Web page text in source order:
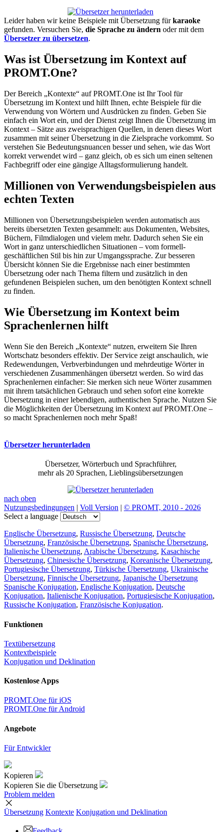
Leider haben wir keine Beispiele mit Übersetzung fürkaraoke
gefunden. Versuchen Sie, die Sprache zu ändern oder mit dem
Übersetzer zu übersetzen.
Was ist Übersetzung im Kontext auf
PROMT.One?
Der Bereich „Kontexte“ auf PROMT.One ist Ihr Tool für
Übersetzung im Kontext und hilft Ihnen, echte Beispiele für die
Verwendung von Wörtern und Ausdrücken zu finden. Geben Sie
einfach ein Wort ein, und der Dienst zeigt Ihnen die Übersetzung im
Kontext – Sätze aus zweisprachigen Quellen, in denen dieses Wort
zusammen mit seiner Übersetzung in die Zielsprache vorkommt. So
verstehen Sie Bedeutungsnuancen besser und sehen, wie das Wort
korrekt verwendet wird – ganz gleich, ob es sich um einen seltenen
Fachbegriff oder eine gängige Alltagsformulierung handelt.
Millionen von Verwendungsbeispielen aus
echten Texten
Millionen von Übersetzungsbeispielen werden automatisch aus
bereits übersetzten Texten gesammelt: aus Dokumenten, Websites,
Büchern, Filmdialogen und vielem mehr. Dadurch sehen Sie ein
Wort in ganz unterschiedlichen Situationen – vom formell-
geschäftlichen Stil bis hin zur Umgangssprache. Zur besseren
Übersicht können Sie die Ergebnisse nach einer bestimmten
Übersetzung oder nach Thema filtern und zusätzlich in den
gefundenen Beispielen suchen, um den benötigten Kontext schnell
zu finden.
Wie Übersetzung im Kontext beim
Sprachenlernen hilft
Wenn Sie den Bereich „Kontexte“ nutzen, erweitern Sie Ihren
Wortschatz besonders effektiv. Der Service zeigt anschaulich, wie
Redewendungen, Verbverbindungen und mehrdeutige Wörter in
verschiedenen Zusammenhängen übersetzt werden. So wird das
Sprachenlernen einfacher: Sie merken sich neue Wörter zusammen
mit ihrem tatsächlichen Gebrauch und sehen sofort eine korrekte
Übersetzung in einer lebendigen, authentischen Sprache. Nutzen Sie
die Möglichkeiten der Übersetzung im Kontext auf PROMT.One –
so macht Sprachenlernen noch mehr Spaß!
Übersetzer herunterladen
Übersetzer, Wörterbuch und Sprachführer,
mehr als 20 Sprachen, Lieblingsübersetzungen
nach oben
Nutzungsbedingungen | Voll Version | © PROMT, 2010 - 2026
Select a language
Englische Übersetzung, Russische Übersetzung, Deutsche
Übersetzung, Französische Übersetzung, Spanische Übersetzung,
Italienische Übersetzung, Arabische Übersetzung, Kasachische
Übersetzung, Chinesische Übersetzung, Koreanische Übersetzung,
Portugiesische Übersetzung, Türkische Übersetzung, Ukrainische
Übersetzung, Finnische Übersetzung, Japanische Übersetzung
Spanische Konjugation, Englische Konjugation, Deutsche
Konjugation, Italienische Konjugation, Portugiesische Konjugation,
Russische Konjugation, Französische Konjugation.
Funktionen
Textübersetzung
Kontextbeispiele
Konjugation und Deklination
Kostenlose Apps
PROMT.One für iOS
PROMT.One für Android
Angebote
Für Entwickler
Kopieren
Kopieren Sie die Übersetzung
Problem melden
Übersetzung Kontexte Konjugation und Deklination